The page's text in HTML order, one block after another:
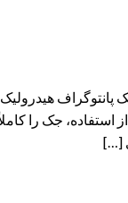
پانتوگراف
جک را
[…]